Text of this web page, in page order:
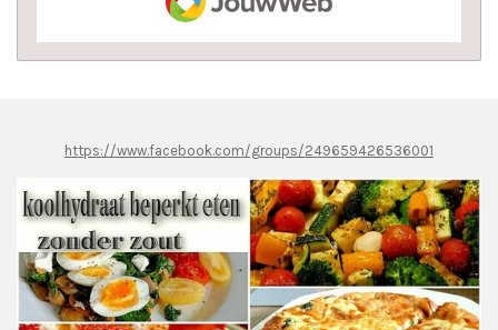
https://www.facebook.com/groups/249659426536001